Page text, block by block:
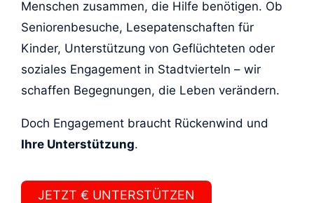
Menschen zusammen, die Hilfe benötigen. Ob
Seniorenbesuche, Lesepatenschaften für
Kinder, Unterstützung von Geflüchteten oder
soziales Engagement in Stadtvierteln – wir
schaffen Begegnungen, die Leben verändern.
Doch Engagement braucht Rückenwind und
Ihre Unterstützung.
JETZT € UNTERSTÜTZEN